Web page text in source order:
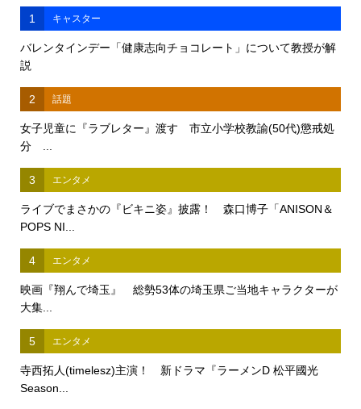
1 キャスター
バレンタインデー「健康志向チョコレート」について教授が解
説
2 話題
女子児童に『ラブレター』渡す 市立小学校教諭(50代)懲戒処
分 ...
3 エンタメ
ライブでまさかの『ビキニ姿』披露！ 森口博子「ANISON＆
POPS NI...
4 エンタメ
映画『翔んで埼玉』 総勢53体の埼玉県ご当地キャラクターが
大集...
5 エンタメ
寺西拓人(timelesz)主演！ 新ドラマ『ラーメンD 松平國光
Season...